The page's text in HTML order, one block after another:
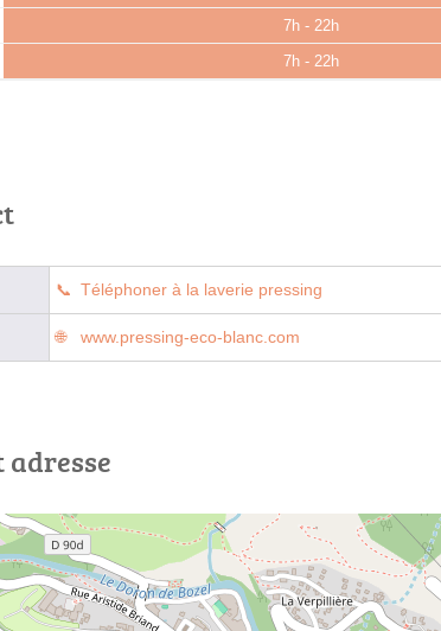
7h - 22h
7h - 22h
Téléphoner à la laverie pressing
www.pressing-eco-blanc.com
adresse